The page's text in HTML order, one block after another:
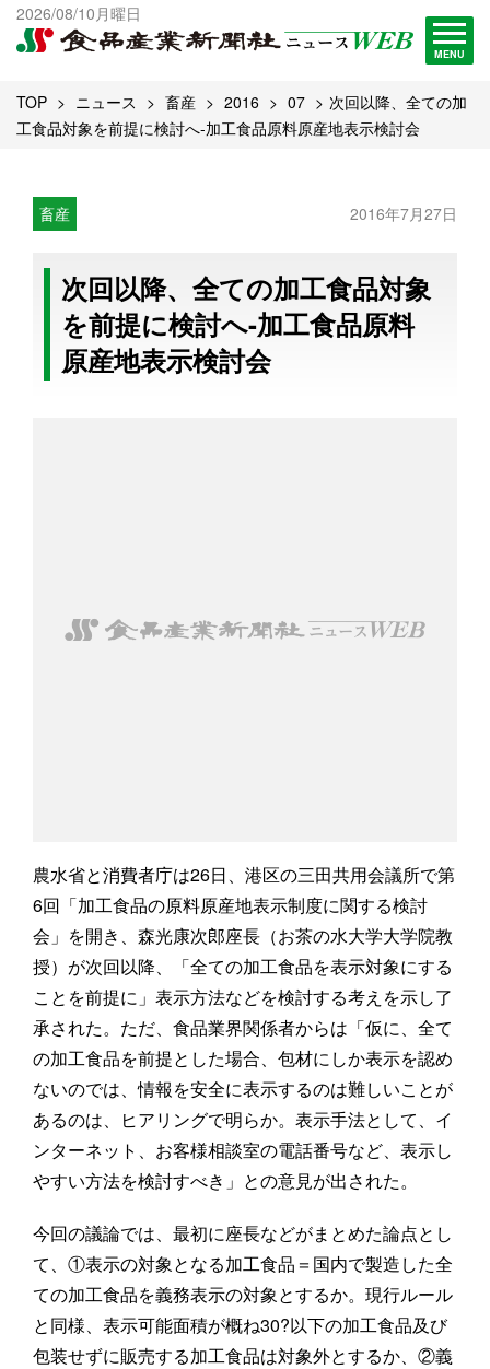
2026/08/10月曜日
MENU
出版物一覧へ
試読・購読申し込み
TOP ニュース 畜産 2016 07
次回以降、全ての加
工食品対象を前提に検討へ-加工食品原料原産地表示検討会
畜産 2016年7月27日
次回以降、全ての加工食品対象
を前提に検討へ-加工食品原料
原産地表示検討会
農水省と消費者庁は26日、港区の三田共用会議所で第
6回「加工食品の原料原産地表示制度に関する検討
会」を開き、森光康次郎座長（お茶の水大学大学院教
授）が次回以降、「全ての加工食品を表示対象にする
ことを前提に」表示方法などを検討する考えを示し了
承された。ただ、食品業界関係者からは「仮に、全て
の加工食品を前提とした場合、包材にしか表示を認め
ないのでは、情報を安全に表示するのは難しいことが
あるのは、ヒアリングで明らか。表示手法として、イ
ンターネット、お客様相談室の電話番号など、表示し
やすい方法を検討すべき」との意見が出された。
今回の議論では、最初に座長などがまとめた論点とし
て、①表示の対象となる加工食品＝国内で製造した全
ての加工食品を義務表示の対象とするか。現行ルール
と同様、表示可能面積が概ね30?以下の加工食品及び
包装せずに販売する加工食品は対象外とするか、②義